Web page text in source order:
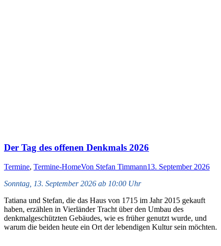
Der Tag des offenen Denkmals 2026
Termine, Termine-HomeVon Stefan Timmann13. September 2026
Sonntag, 13. September 2026 ab 10:00 Uhr
Tatiana und Stefan, die das Haus von 1715 im Jahr 2015 gekauft
haben, erzählen in Vierländer Tracht über den Umbau des
denkmalgeschützten Gebäudes, wie es früher genutzt wurde, und
warum die beiden heute ein Ort der lebendigen Kultur sein möchten.